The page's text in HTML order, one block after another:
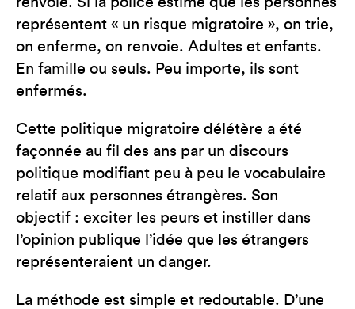
représentent « un risque migratoire », on trie,
on enferme, on renvoie. Adultes et enfants.
En famille ou seuls. Peu importe, ils sont
enfermés.
Cette politique migratoire délétère a été
façonnée au fil des ans par un discours
politique modifiant peu à peu le vocabulaire
relatif aux personnes étrangères. Son
objectif : exciter les peurs et instiller dans
l’opinion publique l’idée que les étrangers
représenteraient un danger.
La méthode est simple et redoutable. D’une